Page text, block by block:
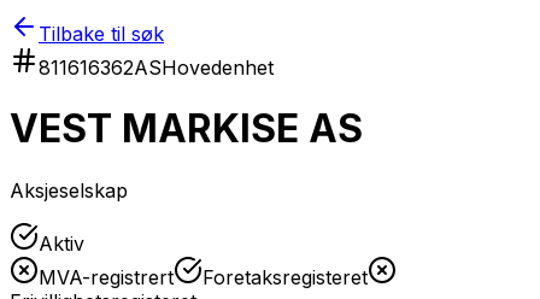
Tilbake til søk
811616362ASHovedenhet
VEST MARKISE AS
Aksjeselskap
Aktiv
MVA-registrert
Foretaksregisteret